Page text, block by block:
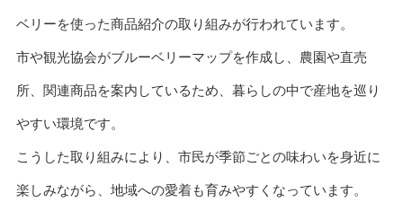
ベリーを使った商品紹介の取り組みが行われています。
市や観光協会がブルーベリーマップを作成し、農園や直売
所、関連商品を案内しているため、暮らしの中で産地を巡り
やすい環境です。
こうした取り組みにより、市民が季節ごとの味わいを身近に
楽しみながら、地域への愛着も育みやすくなっています。